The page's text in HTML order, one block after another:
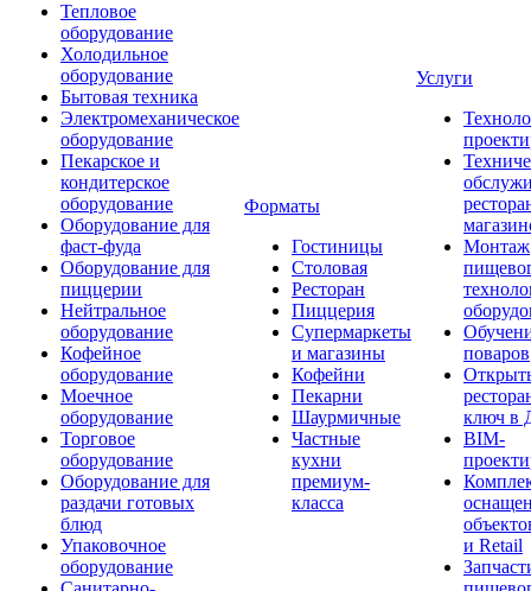
Тепловое
оборудование
Холодильное
оборудование
Бытовая техника
Электромеханическое
оборудование
Пекарское и
кондитерское
оборудование
Оборудование для
фаст-фуда
Оборудование для
пиццерии
Нейтральное
оборудование
Кофейное
оборудование
Моечное
оборудование
Торговое
оборудование
Оборудование для
раздачи готовых
блюд
Упаковочное
оборудование
Форматы
Гостиницы
Столовая
Ресторан
Пиццерия
Супермаркеты
и магазины
Кофейни
Пекарни
Шаурмичные
Частные
кухни
премиум-
класса
Услуги
Монтаж
поваров
ключ в
BIM-
и Retail